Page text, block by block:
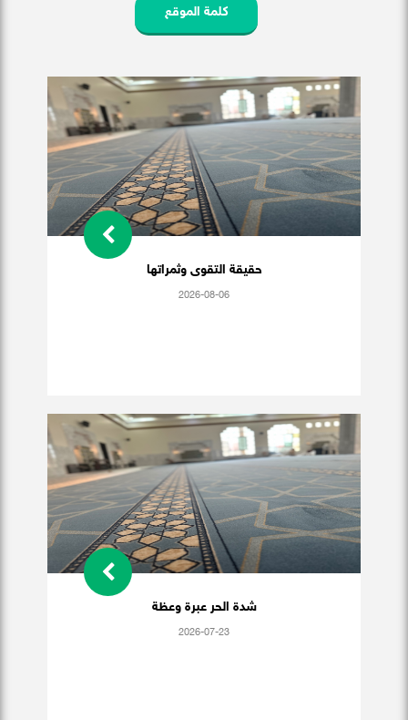
كلمة الموقع
حقيقة التقوى وثمراتها
2026-08-06
شدة الحر عبرة وعظة
2026-07-23